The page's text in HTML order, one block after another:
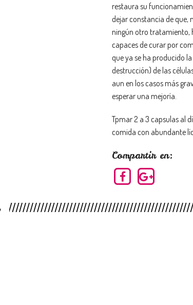
restaura su
dejar constancia de que,
ningún otro tratamiento,
capaces de curar por
que ya se ha producido
destrucción) de las
aun en los casos más
esperar una mejoría.
Tpmar 2 a 3 capsulas al
comida con abundante
Compartir en: